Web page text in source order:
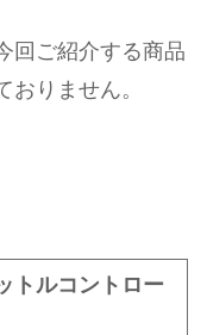
回ご紹介する商品
りません。
トルコントロー